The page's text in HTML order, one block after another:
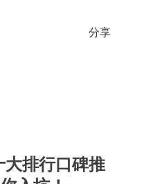
分享
大排行口碑推